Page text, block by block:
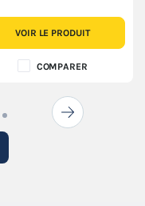
VOIR LE PRODUIT
COMPARER